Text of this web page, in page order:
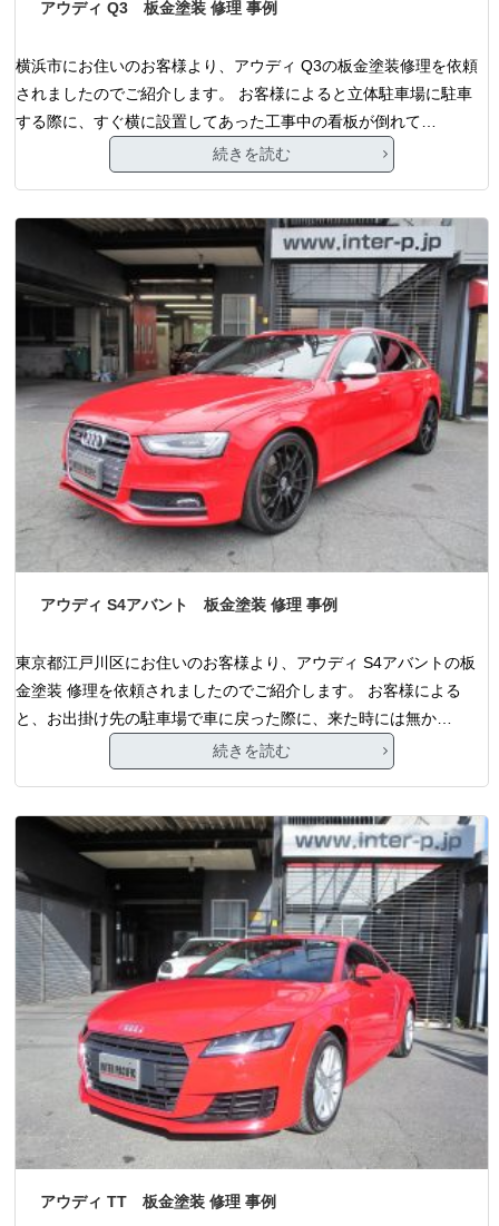
アウディ Q3 板金塗装 修理 事例
横浜市にお住いのお客様より、アウディ Q3の板金塗装修理を依頼
されましたのでご紹介します。 お客様によると立体駐車場に駐車
する際に、すぐ横に設置してあった工事中の看板が倒れて…
続きを読む
アウディ S4アバント 板金塗装 修理 事例
東京都江戸川区にお住いのお客様より、アウディ S4アバントの板
金塗装 修理を依頼されましたのでご紹介します。 お客様による
と、お出掛け先の駐車場で車に戻った際に、来た時には無か…
続きを読む
アウディ TT 板金塗装 修理 事例